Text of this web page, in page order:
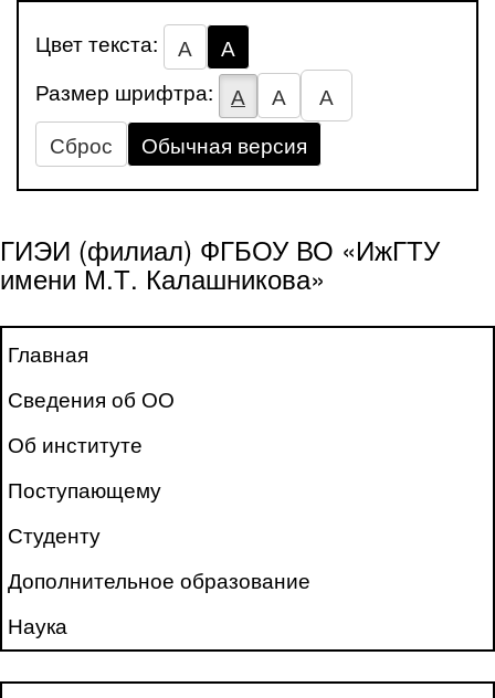
Цвет текста: А
А
Размер шрифтра:
А А
А
Сброс
Обычная версия
ГИЭИ (филиал) ФГБОУ ВО «ИжГТУ
имени М.Т. Калашникова»
Главная
Сведения об ОО
Об институте
Поступающему
Студенту
Дополнительное образование
Наука